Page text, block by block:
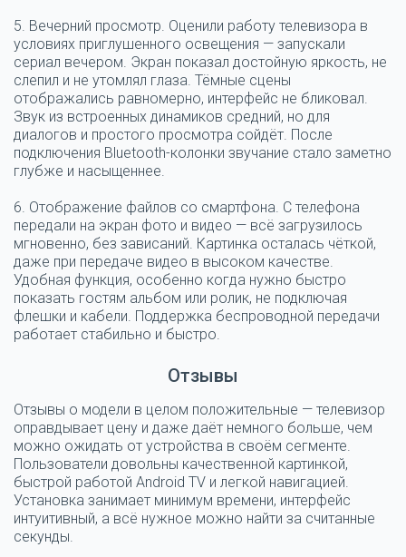
5. Вечерний просмотр. Оценили работу телевизора в
условиях приглушенного освещения — запускали
сериал вечером. Экран показал достойную яркость, не
слепил и не утомлял глаза. Тёмные сцены
отображались равномерно, интерфейс не бликовал.
Звук из встроенных динамиков средний, но для
диалогов и простого просмотра сойдёт. После
подключения Bluetooth-колонки звучание стало заметно
глубже и насыщеннее.
6. Отображение файлов со смартфона. С телефона
передали на экран фото и видео — всё загрузилось
мгновенно, без зависаний. Картинка осталась чёткой,
даже при передаче видео в высоком качестве.
Удобная функция, особенно когда нужно быстро
показать гостям альбом или ролик, не подключая
флешки и кабели. Поддержка беспроводной передачи
работает стабильно и быстро.
Отзывы
Отзывы о модели в целом положительные — телевизор
оправдывает цену и даже даёт немного больше, чем
можно ожидать от устройства в своём сегменте.
Пользователи довольны качественной картинкой,
быстрой работой Android TV и легкой навигацией.
Установка занимает минимум времени, интерфейс
интуитивный, а всё нужное можно найти за считанные
секунды.